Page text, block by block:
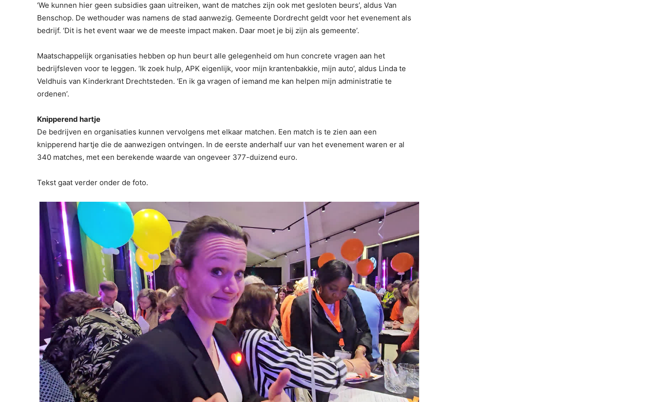
‘We kunnen hier geen subsidies gaan uitreiken, want de matches zijn ook met gesloten beurs’, aldus Van
Benschop. De wethouder was namens de stad aanwezig. Gemeente Dordrecht geldt voor het evenement als
bedrijf. ‘Dit is het event waar we de meeste impact maken. Daar moet je bij zijn als gemeente’.
Maatschappelijk organisaties hebben op hun beurt alle gelegenheid om hun concrete vragen aan het
bedrijfsleven voor te leggen. ‘Ik zoek hulp, APK eigenlijk, voor mijn krantenbakkie, mijn auto’, aldus Linda te
Veldhuis van Kinderkrant Drechtsteden. ‘En ik ga vragen of iemand me kan helpen mijn administratie te
ordenen’.
Knipperend hartje
De bedrijven en organisaties kunnen vervolgens met elkaar matchen. Een match is te zien aan een
knipperend hartje die de aanwezigen ontvingen. In de eerste anderhalf uur van het evenement waren er al
340 matches, met een berekende waarde van ongeveer 377-duizend euro.
Tekst gaat verder onder de foto.